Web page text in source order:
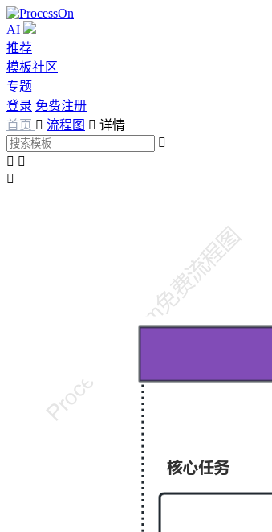
AI
推荐
模板社区
专题
登录 免费注册
首页  流程图  详情

 
